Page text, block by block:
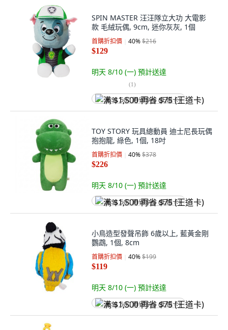
SPIN MASTER 汪汪隊立大功 大電影
款 毛絨玩偶, 9cm, 迷你灰灰, 1個
首購折扣價 40%$216
$129
明天 8/10 (一) 預計送達
(1)
满 $1,500 再省 $75 (王道卡)
TOY STORY 玩具總動員 迪士尼長玩偶
抱抱龍, 綠色, 1個, 18吋
首購折扣價 40%$378
$226
明天 8/10 (一) 預計送達
满 $1,500 再省 $75 (王道卡)
小鳥造型發聲吊飾 6歲以上, 藍黃金剛
鸚鵡, 1個, 8cm
首購折扣價 40%$199
$119
明天 8/10 (一) 預計送達
满 $1,500 再省 $75 (王道卡)